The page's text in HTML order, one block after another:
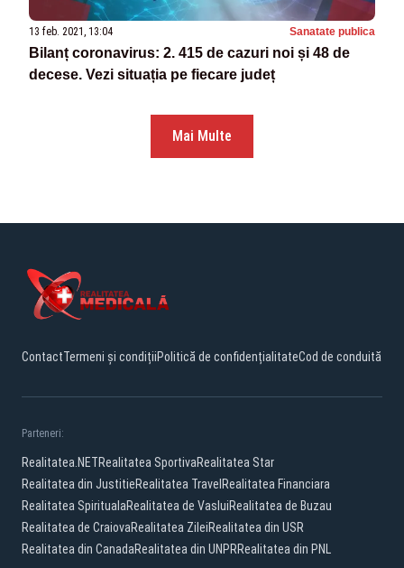
13 feb. 2021, 13:04 Sanatate publica
Bilanț coronavirus: 2. 415 de cazuri noi și 48 de
decese. Vezi situația pe fiecare județ
Mai Multe
ContactTermeni și condițiiPolitică de confidențialitateCod de conduită
Parteneri:
Realitatea.NETRealitatea SportivaRealitatea Star
Realitatea din JustitieRealitatea Travel Realitatea Financiara
Realitatea SpiritualaRealitatea de VasluiRealitatea de Buzau
Realitatea de CraiovaRealitatea ZileiRealitatea din USR
Realitatea din CanadaRealitatea din UNPRRealitatea din PNL